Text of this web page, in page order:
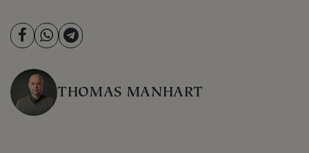
THOMAS MANHART